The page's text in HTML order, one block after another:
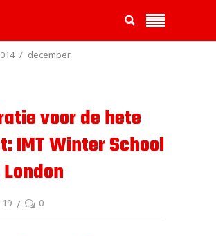
december
voor de hete
IMT Winter School
0